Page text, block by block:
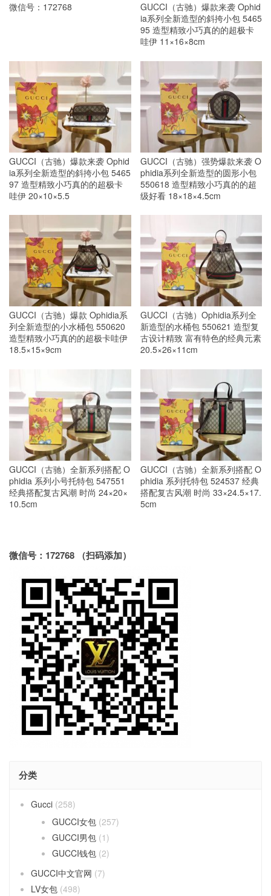
微信号：172768
GUCCI（古驰）爆款来袭 Ophid
ia系列全新造型的斜挎小包 5465
95 造型精致小巧真的的超极卡
哇伊 11×16×8cm
GUCCI（古驰）爆款来袭 Ophid
ia系列全新造型的斜挎小包 5465
97 造型精致小巧真的的超极卡
哇伊 20×10×5.5
GUCCI（古驰）强势爆款来袭 O
phidia系列全新造型的圆形小包
550618 造型精致小巧真的的超
级好看 18×18×4.5cm
GUCCI（古驰）爆款 Ophidia系
列全新造型的小水桶包 550620
造型精致小巧真的的超极卡哇伊
18.5×15×9cm
GUCCI（古驰）Ophidia系列全
新造型的水桶包 550621 造型复
古设计精致 富有特色的经典元素
20.5×26×11cm
GUCCI（古驰）全新系列搭配 O
phidia 系列小号托特包 547551
经典搭配复古风潮 时尚 24×20×
10.5cm
GUCCI（古驰）全新系列搭配 O
phidia 系列托特包 524537 经典
搭配复古风潮 时尚 33×24.5×17.
5cm
微信号：172768 （扫码添加）
分类
Gucci (258)
GUCCI女包 (257)
GUCCI男包 (1)
GUCCI钱包 (2)
GUCCI中文官网 (7)
LV女包 (498)